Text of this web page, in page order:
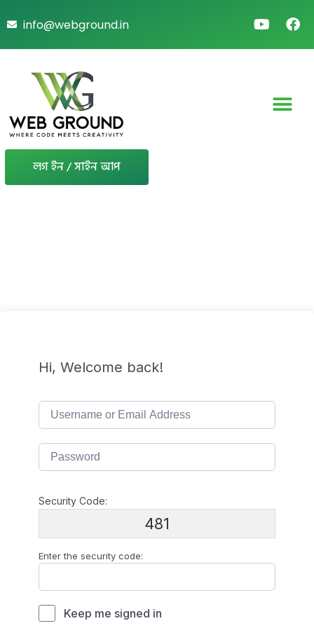
info@webground.in
লগ ইন / সাইন আপ
Hi, Welcome back!
Security Code:
481
Enter the security code:
Keep me signed in